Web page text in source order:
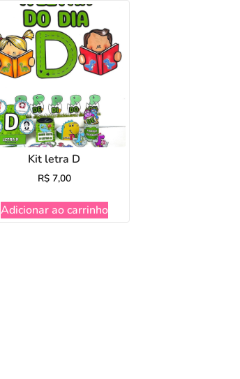
Kit letra D
R$7,00
Adicionar ao carrinho